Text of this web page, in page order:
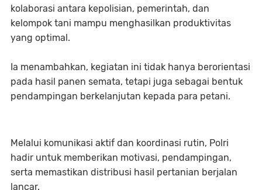
kolaborasi antara kepolisian, pemerintah, dan
kelompok tani mampu menghasilkan produktivitas
yang optimal.
Ia menambahkan, kegiatan ini tidak hanya berorientasi
pada hasil panen semata, tetapi juga sebagai bentuk
pendampingan berkelanjutan kepada para petani.
Melalui komunikasi aktif dan koordinasi rutin, Polri
hadir untuk memberikan motivasi, pendampingan,
serta memastikan distribusi hasil pertanian berjalan
lancar.